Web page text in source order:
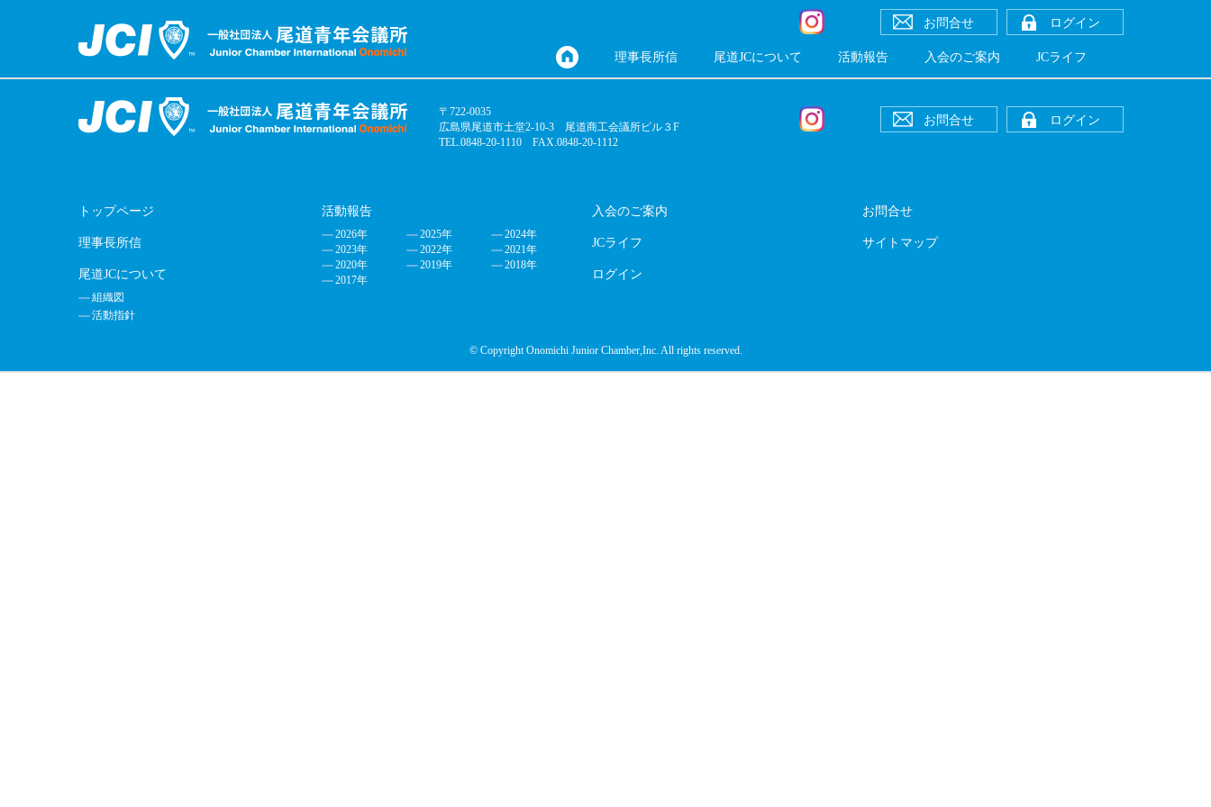
お問合せ ログイン
理事長所信 尾道JCについて 活動報告 入会のご案内 JCライフ
〒722-0035
広島県尾道市土堂2-10-3 尾道商工会議所ビル３F
TEL.0848-20-1110 FAX.0848-20-1112
お問合せ ログイン
トップページ
理事長所信
尾道JCについて
組織図
活動指針
活動報告
2026年 2025年
2024年
2023年
2022年
2021年
2020年
2019年
2018年
2017年
入会のご案内
JCライフ
ログイン
お問合せ
サイトマップ
© Copyright Onomichi Junior Chamber,Inc. All rights reserved.